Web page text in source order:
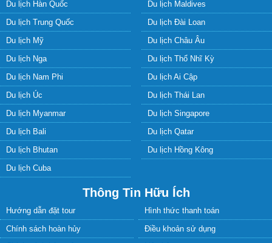
Tuyển dụng
LIÊN HỆ
Trụ sở: số 88 Phố Xã Đàn – Quận Đống Đa – TP.Hà Nội
Điện thoại: (024) 3972 8289 - Fax: (024) 3972 8298
Email: Info@vietsensetravel.com - website: tourmoi.com
CHẤP NHẬN THANH TOÁN
KẾT NỐI CÙNG CHÚNG TÔI